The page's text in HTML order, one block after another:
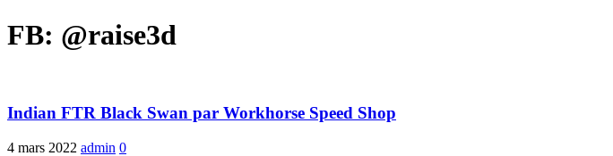
FB: @raise3d
Indian FTR Black Swan par Workhorse Speed Shop
4 mars 2022 admin 0